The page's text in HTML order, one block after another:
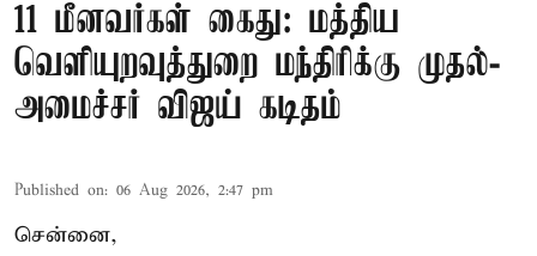
11 மீனவர்கள் கைது: மத்திய
வெளியுறவுத்துறை மந்திரிக்கு முதல்-
அமைச்சர் விஜய் கடிதம்
Published on: 06 Aug 2026, 2:47 pm
சென்னை,